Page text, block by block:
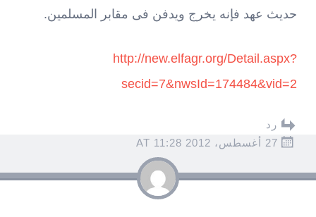
حديث عهد فإنه يخرج ويدفن فى مقابر المسلمين.
http://new.elfagr.org/Detail.aspx?
secid=7&nwsId=174484&vid=2
رد
27 أغسطس، 2012 AT 11:28